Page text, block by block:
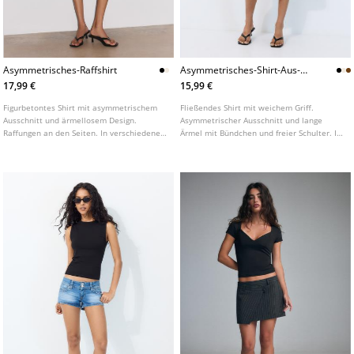
Asymmetrisches-Raffshirt
17,99 €
Figurbetontes Shirt mit asymmetrischem
Ausschnitt und ärmellosem Design.
Raffungen an den Seiten. In verschiedenen
Asymmetrisches-Shirt-Aus-
Modal
15,99 €
Fließendes Shirt mit weichem Griff.
Asymmetrischer Ausschnitt und lange
Ärmel mit Bündchen und freier Schulter. In